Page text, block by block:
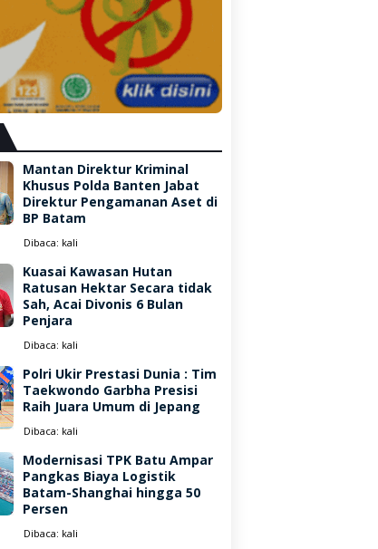
Mantan Direktur Kriminal
Khusus Polda Banten Jabat
Direktur Pengamanan Aset di
BP Batam
Dibaca: kali
Kuasai Kawasan Hutan
Ratusan Hektar Secara tidak
Sah, Acai Divonis 6 Bulan
Penjara
Dibaca: kali
Polri Ukir Prestasi Dunia : Tim
Taekwondo Garbha Presisi
Raih Juara Umum di Jepang
Dibaca: kali
Modernisasi TPK Batu Ampar
Pangkas Biaya Logistik
Batam-Shanghai hingga 50
Persen
Dibaca: kali